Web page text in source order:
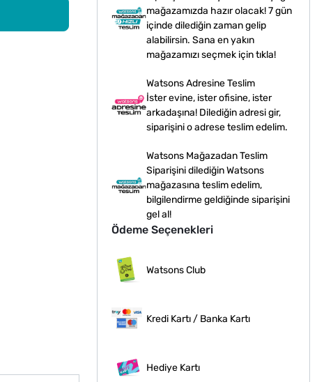
mağazamızda hazır olacak! 7 gün
içinde dilediğin zaman gelip
alabilirsin. Sana en yakın
mağazamızı seçmek için tıkla!
Watsons Adresine Teslim
İster evine, ister ofisine, ister
arkadaşına! Dilediğin adresi gir,
siparişini o adrese teslim edelim.
Watsons Mağazadan Teslim
Siparişini dilediğin Watsons
mağazasına teslim edelim,
bilgilendirme geldiğinde siparişini
gel al!
Ödeme Seçenekleri
Watsons Club
Kredi Kartı / Banka Kartı
Hediye Kartı